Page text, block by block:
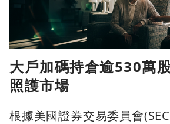
大戶加碼持倉逾530萬
照護市場
根據美國證券交易委員會